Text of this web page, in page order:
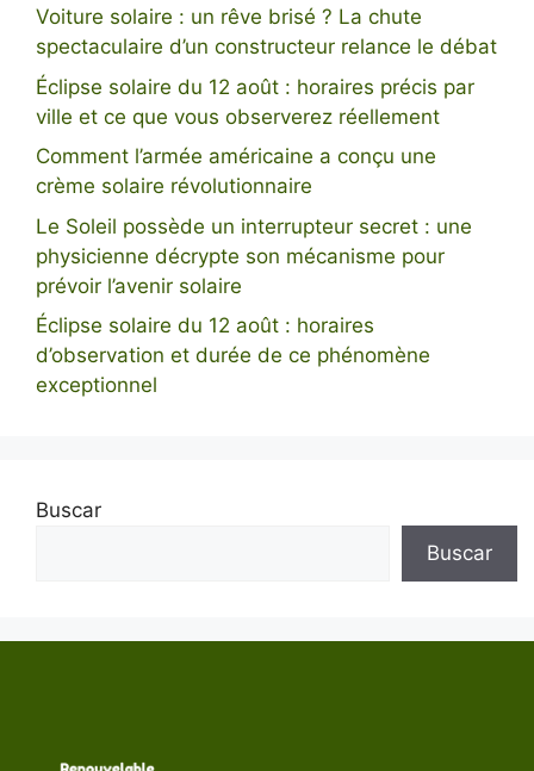
Voiture solaire : un rêve brisé ? La chute
spectaculaire d’un constructeur relance le débat
Éclipse solaire du 12 août : horaires précis par
ville et ce que vous observerez réellement
Comment l’armée américaine a conçu une
crème solaire révolutionnaire
Le Soleil possède un interrupteur secret : une
physicienne décrypte son mécanisme pour
prévoir l’avenir solaire
Éclipse solaire du 12 août : horaires
d’observation et durée de ce phénomène
exceptionnel
Buscar
Buscar